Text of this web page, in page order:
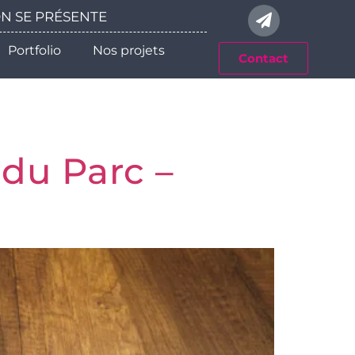
SE PRÉSENTE
Portfolio Nos projets
Contact
Parc –